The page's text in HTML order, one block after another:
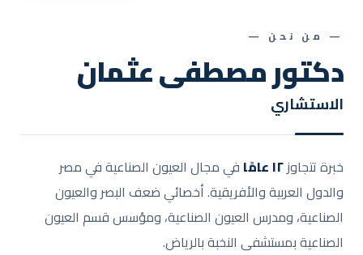
— من نحن —
دكتور مصطفى عثمان
الاستشاري
خبرة تتجاوز١٢ عامًا
في مجال العيون الصناعية في مصر
والدول العربية والأفريقية. أخصائي ضعف البصر والعيون
الصناعية، ومدرس العيون الصناعية، ومؤسس قسم العيون
الصناعية بمستشفى النخبة بالرياض.